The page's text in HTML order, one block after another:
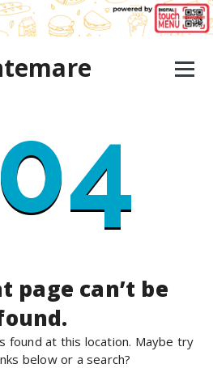
page can’t be
found at this location. Maybe try
below or a search?